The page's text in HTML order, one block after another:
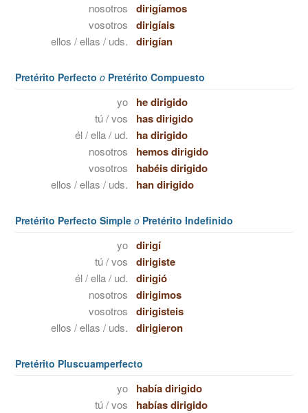
nosotros dirigíamos
vosotros dirigíais
ellos / ellas / uds. dirigían
Pretérito Perfecto o Pretérito Compuesto
yo he dirigido
tú / vos has dirigido
él / ella / ud. ha dirigido
nosotros hemos dirigido
vosotros habéis dirigido
ellos / ellas / uds. han dirigido
Pretérito Perfecto Simple o Pretérito Indefinido
yo dirigí
tú / vos dirigiste
él / ella / ud. dirigió
nosotros dirigimos
vosotros dirigisteis
ellos / ellas / uds. dirigieron
Pretérito Pluscuamperfecto
yo había dirigido
tú / vos habías dirigido